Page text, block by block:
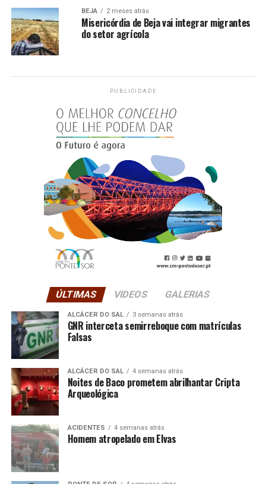
BEJA 2 meses atrás
Misericórdia de Beja vai integrar migrantes
do setor agrícola
PUBLICIDADE
ÚLTIMAS VIDEOS GALERIAS
ALCÁCER DO SAL 3 semanas atrás
GNR interceta semirreboque com matrículas
Falsas
ALCÁCER DO SAL 4 semanas atrás
Noites de Baco prometem abrilhantar Cripta
Arqueológica
ACIDENTES 4 semanas atrás
Homem atropelado em Elvas